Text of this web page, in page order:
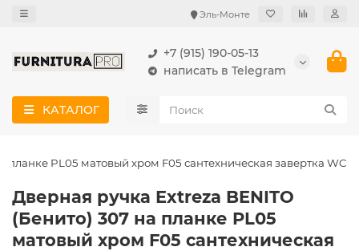
Эль-Монте
+7 (915) 190-05-13
написать в Telegram
КАТАЛОГ
PL05 матовый хром F05 сантехническая завертка WC
Дверная ручка Extreza BENITO
(Бенито) 307 на планке PL05
матовый хром F05 сантехническая